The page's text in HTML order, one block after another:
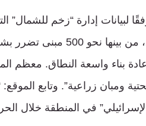
مبنى خلال القتال،
إعادة بناء واسعة النطاق. معظم
ومبان زراعية”. وتابع
في المنطقة خلال